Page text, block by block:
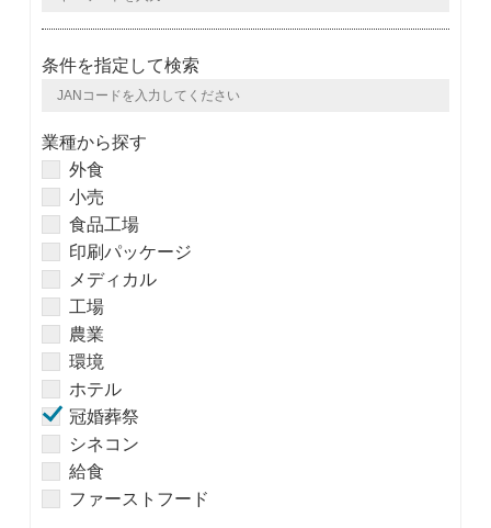
条件を指定して検索
業種から探す
外食
小売
食品工場
印刷パッケージ
メディカル
工場
農業
環境
ホテル
冠婚葬祭
シネコン
給食
ファーストフード